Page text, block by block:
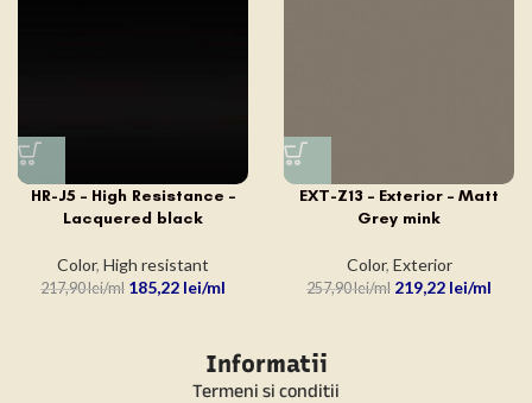
HR-J5 – High Resistance –
Lacquered black
Color, High resistant
217,90lei 185,22 lei
EXT-Z13 – Exterior – Matt
Grey mink
Color, Exterior
257,90lei 219,22 lei
Informatii
Termeni si conditii